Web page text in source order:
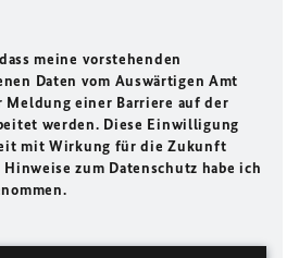
meine vorstehenden
Daten vom Auswärtigen Amt
Meldung einer Barriere auf der
werden. Diese Einwilligung
mit Wirkung für die Zukunft
zum Datenschutz habe ich